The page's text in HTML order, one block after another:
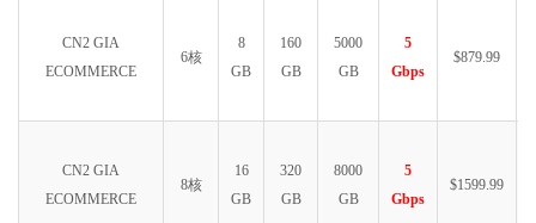
CN2 GIA
ECOMMERCE
6核
8
GB
160
GB
5000
GB
5
Gbps
$879.99
CN2 GIA
ECOMMERCE
8核
16
GB
320
GB
8000
GB
5
Gbps
$1599.99